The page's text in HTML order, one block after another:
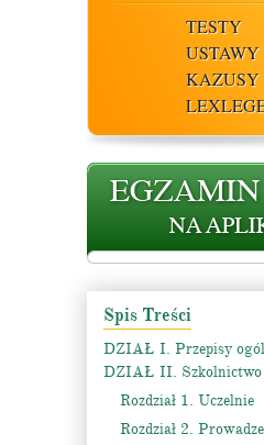
TESTY
KAZUSY
Spis Treści
DZIAŁ I. Przepisy
DZIAŁ II. Szkolnictwo
Rozdział 1. Uczelnie
Rozdział 2.